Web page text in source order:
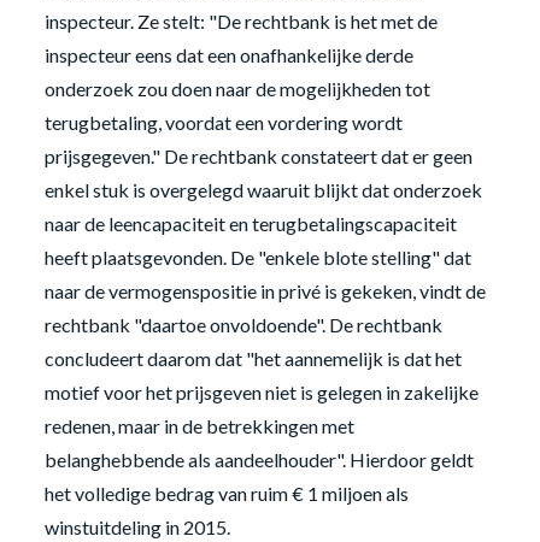
inspecteur. Ze stelt: "De rechtbank is het met de
inspecteur eens dat een onafhankelijke derde
onderzoek zou doen naar de mogelijkheden tot
terugbetaling, voordat een vordering wordt
prijsgegeven." De rechtbank constateert dat er geen
enkel stuk is overgelegd waaruit blijkt dat onderzoek
naar de leencapaciteit en terugbetalingscapaciteit
heeft plaatsgevonden. De "enkele blote stelling" dat
naar de vermogenspositie in privé is gekeken, vindt de
rechtbank "daartoe onvoldoende". De rechtbank
concludeert daarom dat "het aannemelijk is dat het
motief voor het prijsgeven niet is gelegen in zakelijke
redenen, maar in de betrekkingen met
belanghebbende als aandeelhouder". Hierdoor geldt
het volledige bedrag van ruim € 1 miljoen als
winstuitdeling in 2015.